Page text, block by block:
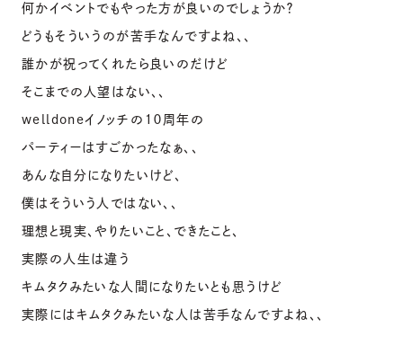
何かイベントでもやった方が良いのでしょうか？
どうもそういうのが苦手なんですよね、、
誰かが祝ってくれたら良いのだけど
そこまでの人望はない、、
welldoneイノッチの１０周年の
パーティーはすごかったなぁ、、
あんな自分になりたいけど、
僕はそういう人ではない、、
理想と現実、やりたいこと、できたこと、
実際の人生は違う
キムタクみたいな人間になりたいとも思うけど
実際にはキムタクみたいな人は苦手なんですよね、、